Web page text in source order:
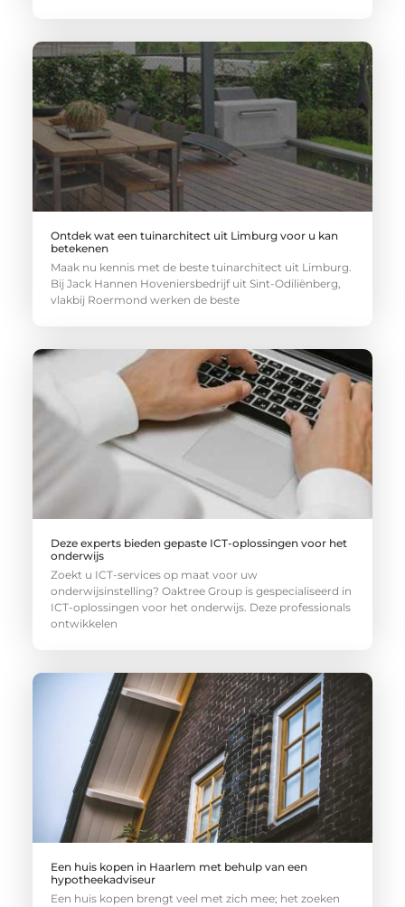
Ontdek wat een tuinarchitect uit Limburg voor u kan
betekenen
Maak nu kennis met de beste tuinarchitect uit Limburg.
Bij Jack Hannen Hoveniersbedrijf uit Sint-Odiliënberg,
vlakbij Roermond werken de beste
Deze experts bieden gepaste ICT-oplossingen voor het
onderwijs
Zoekt u ICT-services op maat voor uw
onderwijsinstelling? Oaktree Group is gespecialiseerd in
ICT-oplossingen voor het onderwijs. Deze professionals
ontwikkelen
Een huis kopen in Haarlem met behulp van een
hypotheekadviseur
Een huis kopen brengt veel met zich mee; het zoeken